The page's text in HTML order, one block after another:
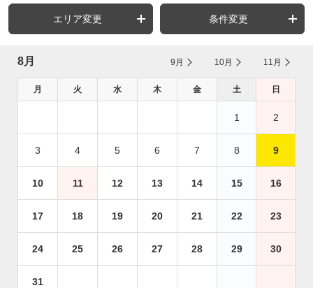
エリア変更 条件変更
8月 9月 10月 11月
月 火 水 木 金 土 日
1 2
3 4 5 6 7 8 9
10 11 12 13 14 15 16
17 18 19 20 21 22 23
24 25 26 27 28 29 30
31